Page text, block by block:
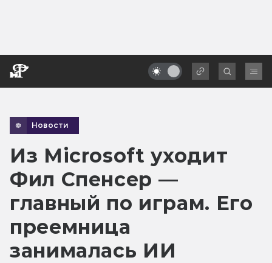
Новости
Из Microsoft уходит
Фил Спенсер —
главный по играм. Его
преемница
занималась ИИ